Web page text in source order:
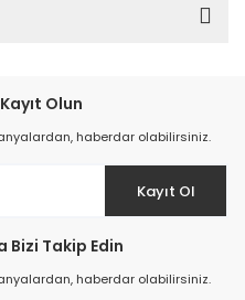
Olun
haberdar olabilirsiniz.
Kayıt Ol
Bizi Takip Edin
haberdar olabilirsiniz.